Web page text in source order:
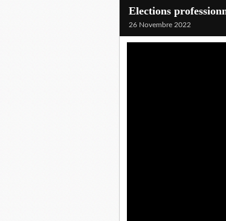
Elections
26 Novembre 2022